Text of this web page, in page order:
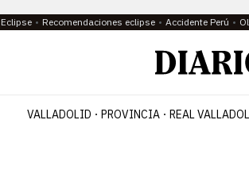
Eclipse Recomendaciones eclipse Accidente Perú
VALLADOLID PROVINCIA REAL